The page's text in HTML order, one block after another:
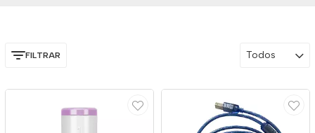
FILTRAR Todos